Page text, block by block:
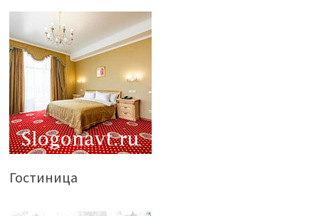
Гостиница